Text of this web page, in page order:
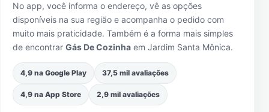
No app, você informa o endereço, vê as opções
disponíveis na sua região e acompanha o pedido com
muito mais praticidade. Também é a forma mais simples
de encontrar Gás De Cozinha em Jardim Santa Mônica.
4,9 na Google Play 37,5 mil avaliações
4,9 na App Store 2,9 mil avaliações